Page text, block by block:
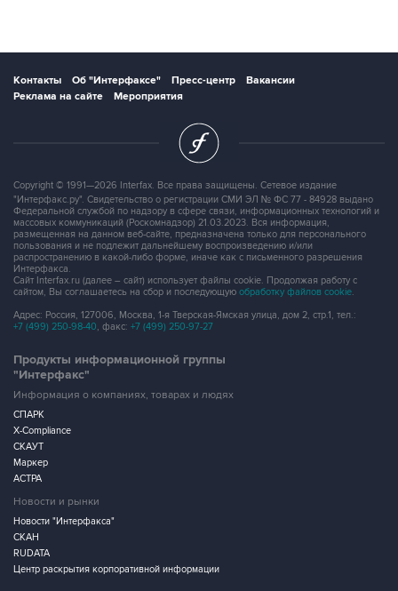
Контакты Об "Интерфаксе" Пресс-центр
Вакансии
Реклама на сайте
Мероприятия
Copyright © 1991—2026 Interfax. Все права защищены. Сетевое издание
"Интерфакс.ру". Свидетельство о регистрации СМИ ЭЛ № ФС 77 - 84928 выдано
Федеральной службой по надзору в сфере связи, информационных технологий и
массовых коммуникаций (Роскомнадзор) 21.03.2023. Вся информация,
размещенная на данном веб-сайте, предназначена только для персонального
пользования и не подлежит дальнейшему воспроизведению и/или
распространению в какой-либо форме, иначе как с письменного разрешения
Интерфакса.
Сайт Interfax.ru (далее – сайт) использует файлы cookie. Продолжая работу с
сайтом, Вы соглашаетесь на сбор и последующую обработку файлов cookie.
Адрес: Россия, 127006, Москва, 1-я Тверская-Ямская улица, дом 2, стр.1, тел.:
+7 (499) 250-98-40, факс: +7 (499) 250-97-27
Продукты информационной группы
"Интерфакс"
Информация о компаниях, товарах и людях
СПАРК
X-Compliance
СКАУТ
Маркер
АСТРА
Новости и рынки
Новости "Интерфакса"
СКАН
RUDATA
Центр раскрытия корпоративной информации